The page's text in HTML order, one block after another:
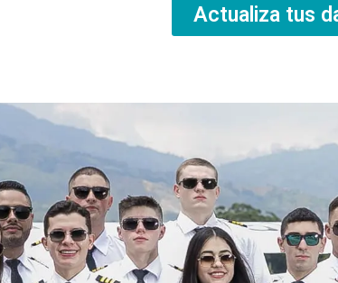
Actualiza tus